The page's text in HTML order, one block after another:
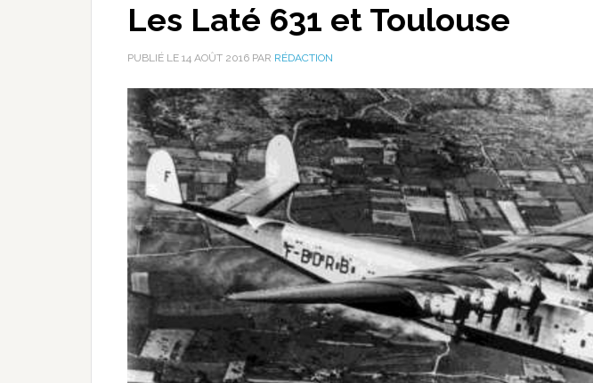
Les Laté 631 et Toulouse
PUBLIÉ LE 14 AOÛT 2016 PAR RÉDACTION